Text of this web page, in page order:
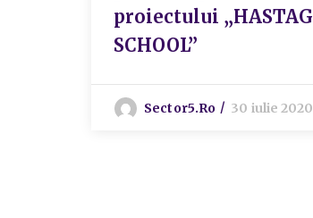
proiectului „HASTAG
SCHOOL”
Sector5.ro 30 iulie 2020